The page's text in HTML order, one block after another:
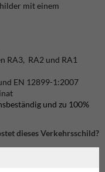
mit einem
RA3, RA2 und RA1
EN 12899-1:2007
und zu 100%
dieses Verkehrsschild?